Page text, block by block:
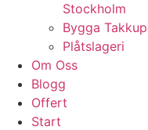
Stockholm
Bygga
Plåtslageri
Om Oss
Blogg
Offert
Start